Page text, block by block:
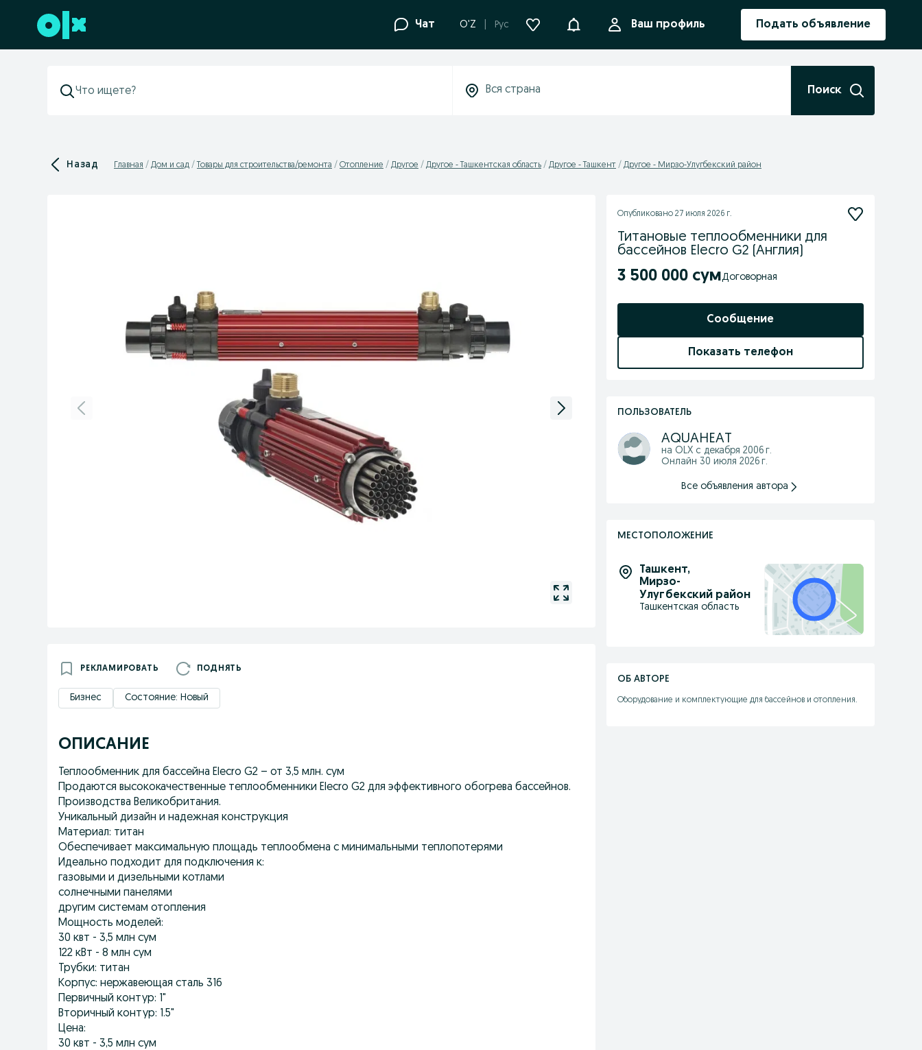
Перейти к нижнему колонтитулу Чат O'Z Рус УведомленияВаш профиль Подать объявление
Поиск
Назад Главная Дом и сад Товары для строительства/ремонта Отопление Другое Другое - Ташкентская область Другое - Ташкент Другое - Мирзо-Улугбекский район
РЕКЛАМИРОВАТЬ ПОДНЯТЬ
Бизнес Состояние: Новый
ОПИСАНИЕ
Теплообменник для бассейна Elecro G2 – от 3,5 млн. сум
Продаются высококачественные теплообменники Elecro G2 для эффективного обогрева бассейнов.
Производства Великобритания.
Уникальный дизайн и надежная конструкция
Материал: титан
Обеспечивает максимальную площадь теплообмена с минимальными теплопотерями
Идеально подходит для подключения к:
газовыми и дизельными котлами
солнечными панелями
другим системам отопления
Мощность моделей:
30 квт - 3,5 млн сум
122 кВт - 8 млн сум
Трубки: титан
Корпус: нержавеющая сталь 316
Первичный контур: 1"
Вторичный контур: 1.5"
Цена:
30 квт - 3,5 млн сум
Опубликовано 27 июля 2026 г.
Титановые теплообменники для
бассейнов Elecro G2 (Англия)
3 500 000 сум Договорная
Сообщение
Показать телефон
ПОЛЬЗОВАТЕЛЬ
AQUAHEAT
на OLX с декабря 2006 г.
Онлайн 30 июля 2026 г.
Все объявления автора
МЕСТОПОЛОЖЕНИЕ
Ташкент,
Мирзо-
Улугбекский район
Ташкентская область
ОБ АВТОРЕ
Оборудование и комплектующие для бассейнов и отопления.